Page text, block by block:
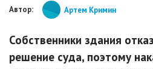
Автор: Артем Кримин
Собственники здания
решение суда, поэтому